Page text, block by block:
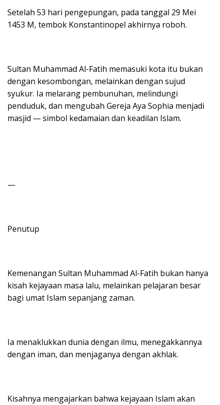
Setelah 53 hari pengepungan, pada tanggal 29 Mei
1453 M, tembok Konstantinopel akhirnya roboh.
Sultan Muhammad Al-Fatih memasuki kota itu bukan
dengan kesombongan, melainkan dengan sujud
syukur. Ia melarang pembunuhan, melindungi
penduduk, dan mengubah Gereja Aya Sophia menjadi
masjid — simbol kedamaian dan keadilan Islam.
—
Penutup
Kemenangan Sultan Muhammad Al-Fatih bukan hanya
kisah kejayaan masa lalu, melainkan pelajaran besar
bagi umat Islam sepanjang zaman.
Ia menaklukkan dunia dengan ilmu, menegakkannya
dengan iman, dan menjaganya dengan akhlak.
Kisahnya mengajarkan bahwa kejayaan Islam akan